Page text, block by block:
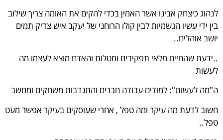
לנהוג כיצחק אבינו אשר האמין בכדי להקים את האומה צריך שילוב
בין ידי עשיו הגשמיות לבין קולו הרוחני של יעקב איש צדיק תמים
יושב אוהלים..
..ידעת שהחיים מלאי תפקידים ומטלות והאדם מוצא לעצמו מה
לעשות
ה"מה לעשות": למודים עבודה חברים והתנדבות משחקים ומחשב
חשוב לדעת מה עיקר ומה טפל , אחרי שעוסקים בעיקר אפשר מעט
טפל..